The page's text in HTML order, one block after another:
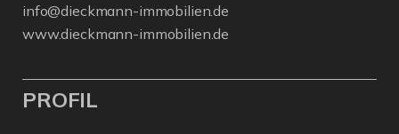
info@dieckmann-immobilien.de
www.dieckmann-immobilien.de
PROFIL